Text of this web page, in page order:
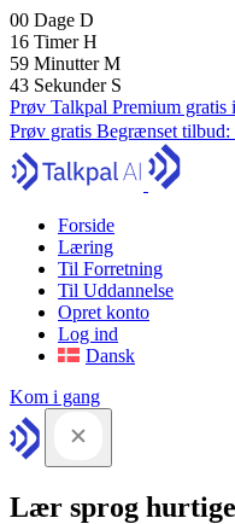
00 Dage D
16 TimerH
59 MinutterM
41 Sekunder S
Prøv Talkpal Premium gratis
Prøv gratis Begrænset tilbud:
Forside
Læring
Til Forretning
Til Uddannelse
Opret konto
Log ind
Dansk
Kom i gang
Lær sprog